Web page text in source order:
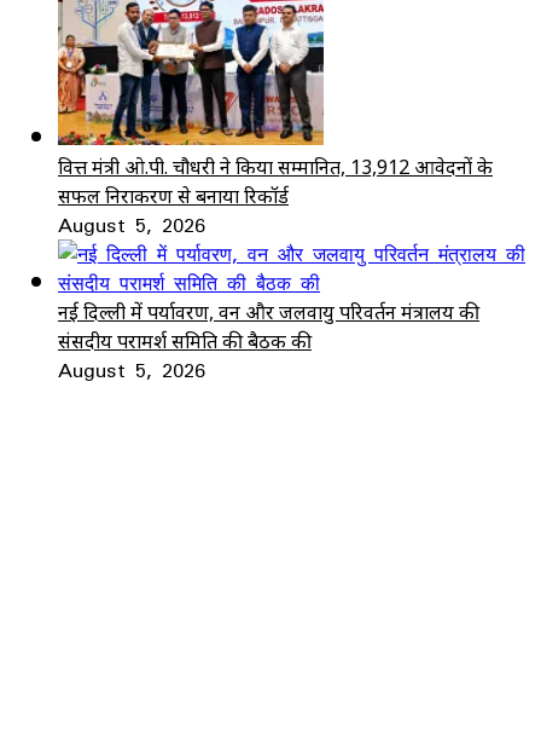
वित्त मंत्री ओ.पी. चौधरी ने किया सम्मानित, 13,912 आवेदनों के
सफल निराकरण से बनाया रिकॉर्ड
August 5, 2026
नई दिल्ली में पर्यावरण, वन और जलवायु परिवर्तन मंत्रालय की
संसदीय परामर्श समिति की बैठक की
August 5, 2026